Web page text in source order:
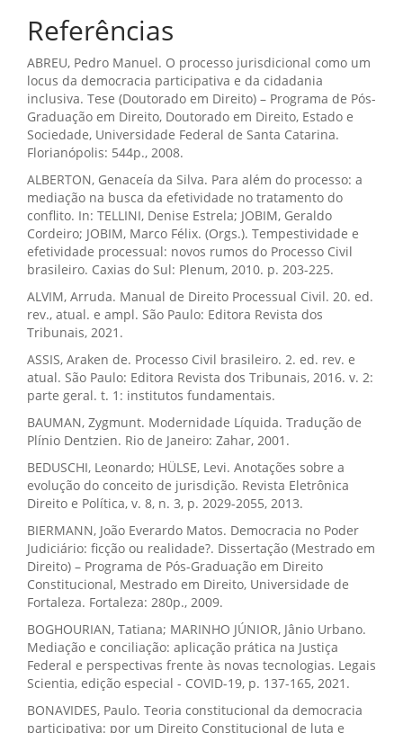
Referências
ABREU, Pedro Manuel. O processo jurisdicional como um
locus da democracia participativa e da cidadania
inclusiva. Tese (Doutorado em Direito) – Programa de Pós-
Graduação em Direito, Doutorado em Direito, Estado e
Sociedade, Universidade Federal de Santa Catarina.
Florianópolis: 544p., 2008.
ALBERTON, Genaceía da Silva. Para além do processo: a
mediação na busca da efetividade no tratamento do
conflito. In: TELLINI, Denise Estrela; JOBIM, Geraldo
Cordeiro; JOBIM, Marco Félix. (Orgs.). Tempestividade e
efetividade processual: novos rumos do Processo Civil
brasileiro. Caxias do Sul: Plenum, 2010. p. 203-225.
ALVIM, Arruda. Manual de Direito Processual Civil. 20. ed.
rev., atual. e ampl. São Paulo: Editora Revista dos
Tribunais, 2021.
ASSIS, Araken de. Processo Civil brasileiro. 2. ed. rev. e
atual. São Paulo: Editora Revista dos Tribunais, 2016. v. 2:
parte geral. t. 1: institutos fundamentais.
BAUMAN, Zygmunt. Modernidade Líquida. Tradução de
Plínio Dentzien. Rio de Janeiro: Zahar, 2001.
BEDUSCHI, Leonardo; HÜLSE, Levi. Anotações sobre a
evolução do conceito de jurisdição. Revista Eletrônica
Direito e Política, v. 8, n. 3, p. 2029-2055, 2013.
BIERMANN, João Everardo Matos. Democracia no Poder
Judiciário: ficção ou realidade?. Dissertação (Mestrado em
Direito) – Programa de Pós-Graduação em Direito
Constitucional, Mestrado em Direito, Universidade de
Fortaleza. Fortaleza: 280p., 2009.
BOGHOURIAN, Tatiana; MARINHO JÚNIOR, Jânio Urbano.
Mediação e conciliação: aplicação prática na Justiça
Federal e perspectivas frente às novas tecnologias. Legais
Scientia, edição especial - COVID-19, p. 137-165, 2021.
BONAVIDES, Paulo. Teoria constitucional da democracia
participativa: por um Direito Constitucional de luta e